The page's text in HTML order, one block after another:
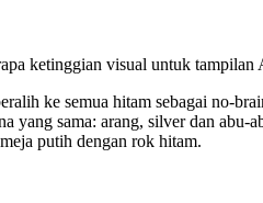
ketinggian visual untuk tampilan
ke semua hitam sebagai no-
yang sama: arang, silver dan
putih dengan rok hitam.